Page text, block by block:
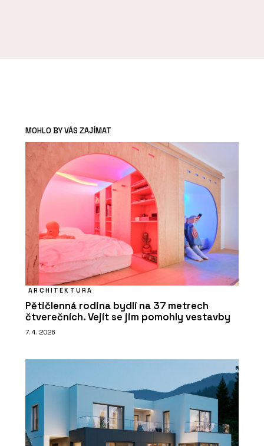
MOHLO BY VÁS ZAJÍMAT
ARCHITEKTURA
Pětičlenná rodina bydlí na 37 metrech
čtverečních. Vejít se jim pomohly vestavby
7. 4. 2026